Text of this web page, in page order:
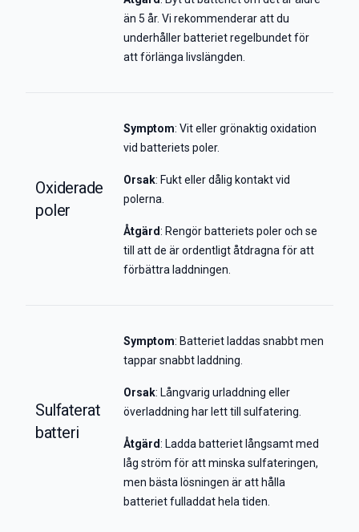
än 5 år. Vi rekommenderar att du
underhåller batteriet regelbundet för
att förlänga livslängden.
Oxiderade
poler
Symptom: Vit eller grönaktig oxidation
vid batteriets poler.
Orsak: Fukt eller dålig kontakt vid
polerna.
Åtgärd: Rengör batteriets poler och se
till att de är ordentligt åtdragna för att
förbättra laddningen.
Sulfaterat
batteri
Symptom: Batteriet laddas snabbt men
tappar snabbt laddning.
Orsak: Långvarig urladdning eller
överladdning har lett till sulfatering.
Åtgärd: Ladda batteriet långsamt med
låg ström för att minska sulfateringen,
men bästa lösningen är att hålla
batteriet fulladdat hela tiden.